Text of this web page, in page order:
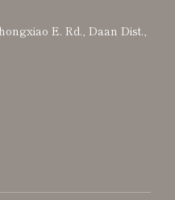
E. Rd., Daan Dist.,